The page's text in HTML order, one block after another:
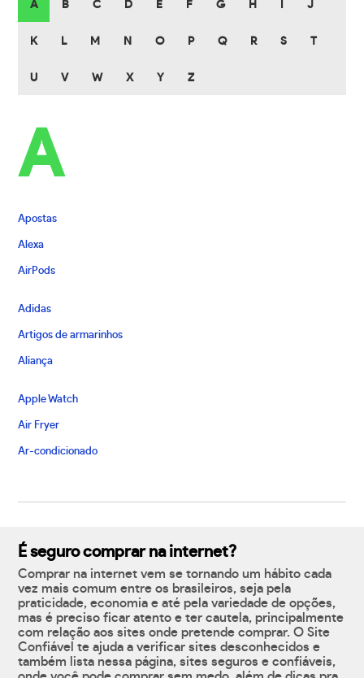
A B C D E F G H J
K L M N O P Q R S T
U V W X Y Z
A
Apostas
Alexa
AirPods
Adidas
Artigos de armarinhos
Aliança
Apple Watch
Air Fryer
Ar-condicionado
É seguro comprar na internet?
Comprar na internet vem se tornando um hábito cada
vez mais comum entre os brasileiros, seja pela
praticidade, economia e até pela variedade de opções,
mas é preciso ficar atento e ter cautela, principalmente
com relação aos sites onde pretende comprar. O Site
Confiável te ajuda a verificar sites desconhecidos e
também lista nessa página, sites seguros e confiáveis,